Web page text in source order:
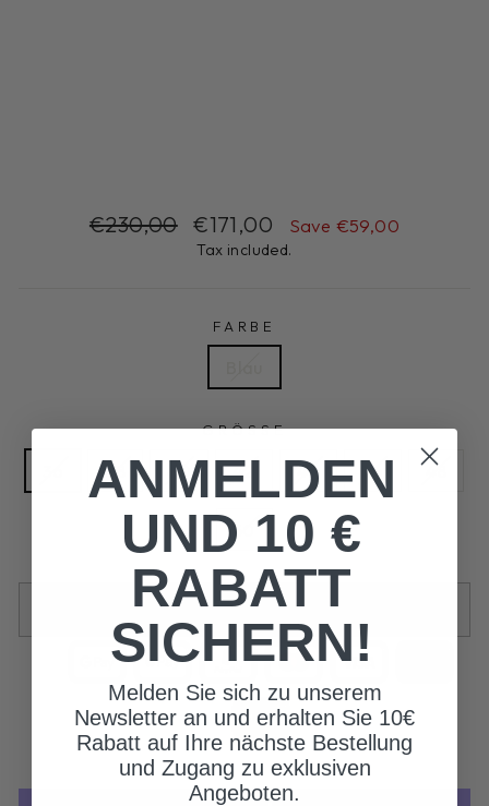
Regular
€230,00
Sale
price
€171,00 Save €59,00
Tax included.
FARBE
GRÖSSE
38 40 42 44 46 48
50
SOLD OUT
ANMELDEN
UND 10 €
RABATT
SICHERN!
Melden Sie sich zu unserem
Newsletter an und erhalten Sie 10€
Rabatt auf Ihre nächste Bestellung
und Zugang zu exklusiven
Angeboten.